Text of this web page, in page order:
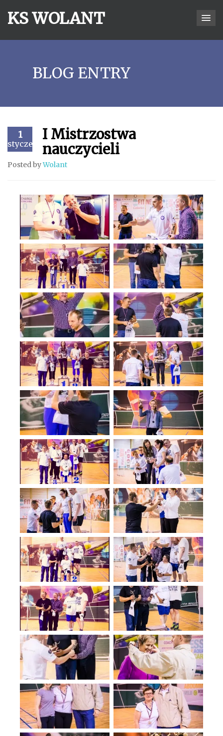
KS WOLANT
BLOG ENTRY
1
styczeń
I Mistrzostwa
nauczycieli
Posted byWolant